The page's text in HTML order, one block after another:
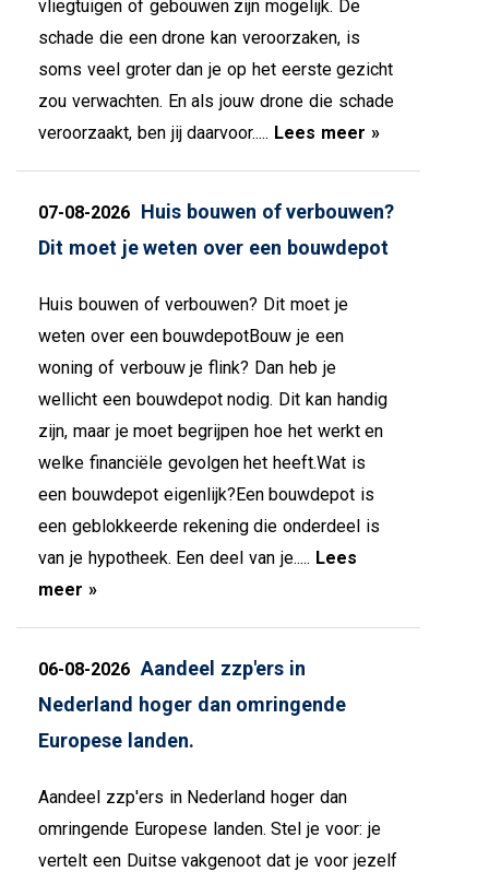
vliegtuigen of gebouwen zijn mogelijk. De
schade die een drone kan veroorzaken, is
soms veel groter dan je op het eerste gezicht
zou verwachten. En als jouw drone die schade
veroorzaakt, ben jij daarvoor..... Lees meer »
07-08-2026 Huis bouwen of verbouwen?
Dit moet je weten over een bouwdepot
Huis bouwen of verbouwen? Dit moet je
weten over een bouwdepotBouw je een
woning of verbouw je flink? Dan heb je
wellicht een bouwdepot nodig. Dit kan handig
zijn, maar je moet begrijpen hoe het werkt en
welke financiële gevolgen het heeft.Wat is
een bouwdepot eigenlijk?Een bouwdepot is
een geblokkeerde rekening die onderdeel is
van je hypotheek. Een deel van je..... Lees
meer »
06-08-2026 Aandeel zzp'ers in
Nederland hoger dan omringende
Europese landen.
Aandeel zzp'ers in Nederland hoger dan
omringende Europese landen. Stel je voor: je
vertelt een Duitse vakgenoot dat je voor jezelf